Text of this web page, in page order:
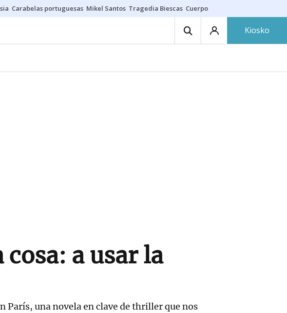
Carabelas portuguesas Mikel Santos Tragedia Biescas Cuerpo ría
Kiosko
a usar la
París, una novela en clave de thriller que nos